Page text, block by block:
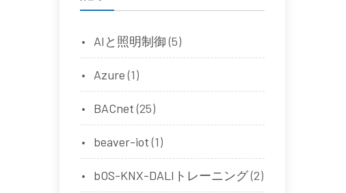
AIと照明制御(5)
Azure(1)
BACnet(25)
beaver-iot(1)
bOS-KNX-DALIトレーニング(2)